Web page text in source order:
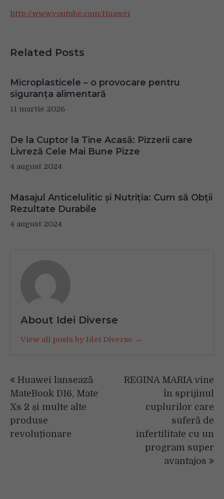
http://www.youtube.com/Huawei
Related Posts
Microplasticele – o provocare pentru
siguranța alimentară
11 martie 2026
De la Cuptor la Tine Acasă: Pizzerii care
Livreză Cele Mai Bune Pizze
4 august 2024
Masajul Anticelulitic și Nutriția: Cum să Obții
Rezultate Durabile
4 august 2024
About Idei Diverse
View all posts by Idei Diverse →
în
articole
Huawei lansează
MateBook D16, Mate
Xs 2 și multe alte
produse
revoluționare
REGINA MARIA vine
în sprijinul
cuplurilor care
suferă de
infertilitate cu un
program super
avantajos